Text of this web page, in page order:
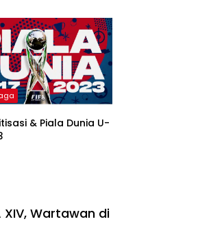
& Piala Dunia U-
XIV, Wartawan di